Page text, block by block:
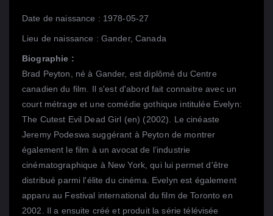
Date de naissance : 1978-05-27
Lieu de naissance : Gander, Canada
Biographie :
Brad Peyton, né à Gander, est diplômé du Centre
canadien du film. Il s'est d'abord fait connaitre avec un
court métrage et une comédie gothique intitulée Evelyn:
The Cutest Evil Dead Girl (en) (2002). Le cinéaste
Jeremy Podeswa suggérant à Peyton de montrer
également le film à un avocat de l’industrie
cinématographique à New York, qui lui permet d'être
distribué parmi l'élite du cinéma. Evelyn est également
apparu au Festival international du film de Toronto en
2002. Il a ensuite créé et produit la série télévisée